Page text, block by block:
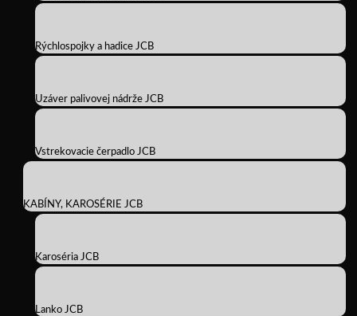
Rýchlospojky a hadice JCB
Uzáver palivovej nádrže JCB
Vstrekovacie čerpadlo JCB
KABÍNY, KAROSÉRIE JCB
Karoséria JCB
Lanko JCB